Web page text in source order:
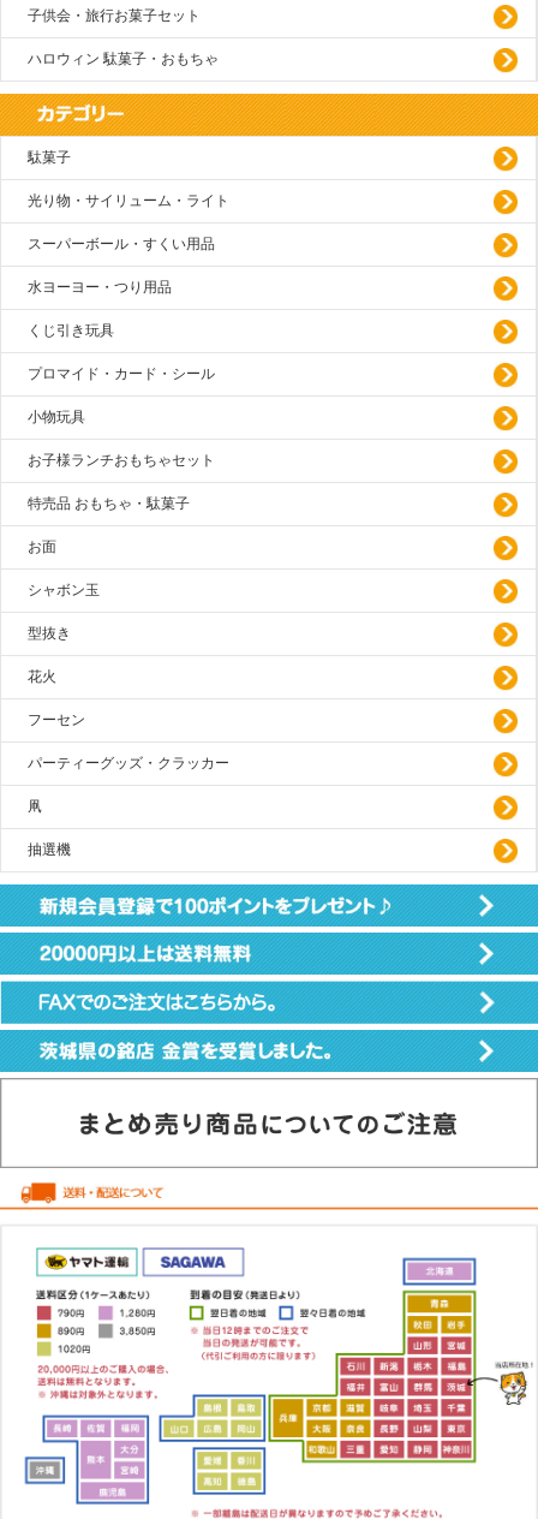
子供会・旅行お菓子セット
ハロウィン 駄菓子・おもちゃ
駄菓子
光り物・サイリューム・ライト
スーパーボール・すくい用品
水ヨーヨー・つり用品
くじ引き玩具
プロマイド・カード・シール
小物玩具
お子様ランチおもちゃセット
特売品 おもちゃ・駄菓子
お面
シャボン玉
型抜き
花火
フーセン
パーティーグッズ・クラッカー
凧
抽選機